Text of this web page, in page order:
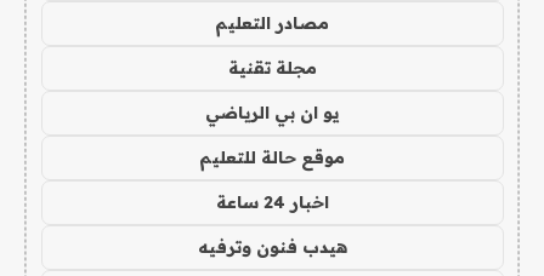
مصادر التعليم
مجلة تقنية
يو ان بي الرياضي
موقع حالة للتعليم
اخبار 24 ساعة
هيدب فنون وترفيه